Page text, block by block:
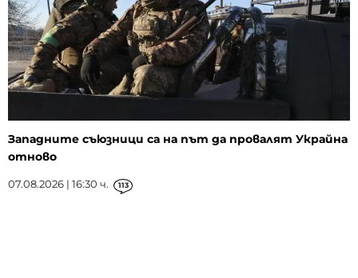
Западните съюзници са на път да провалят Украйна
отново
07.08.2026 | 16:30 ч. 113